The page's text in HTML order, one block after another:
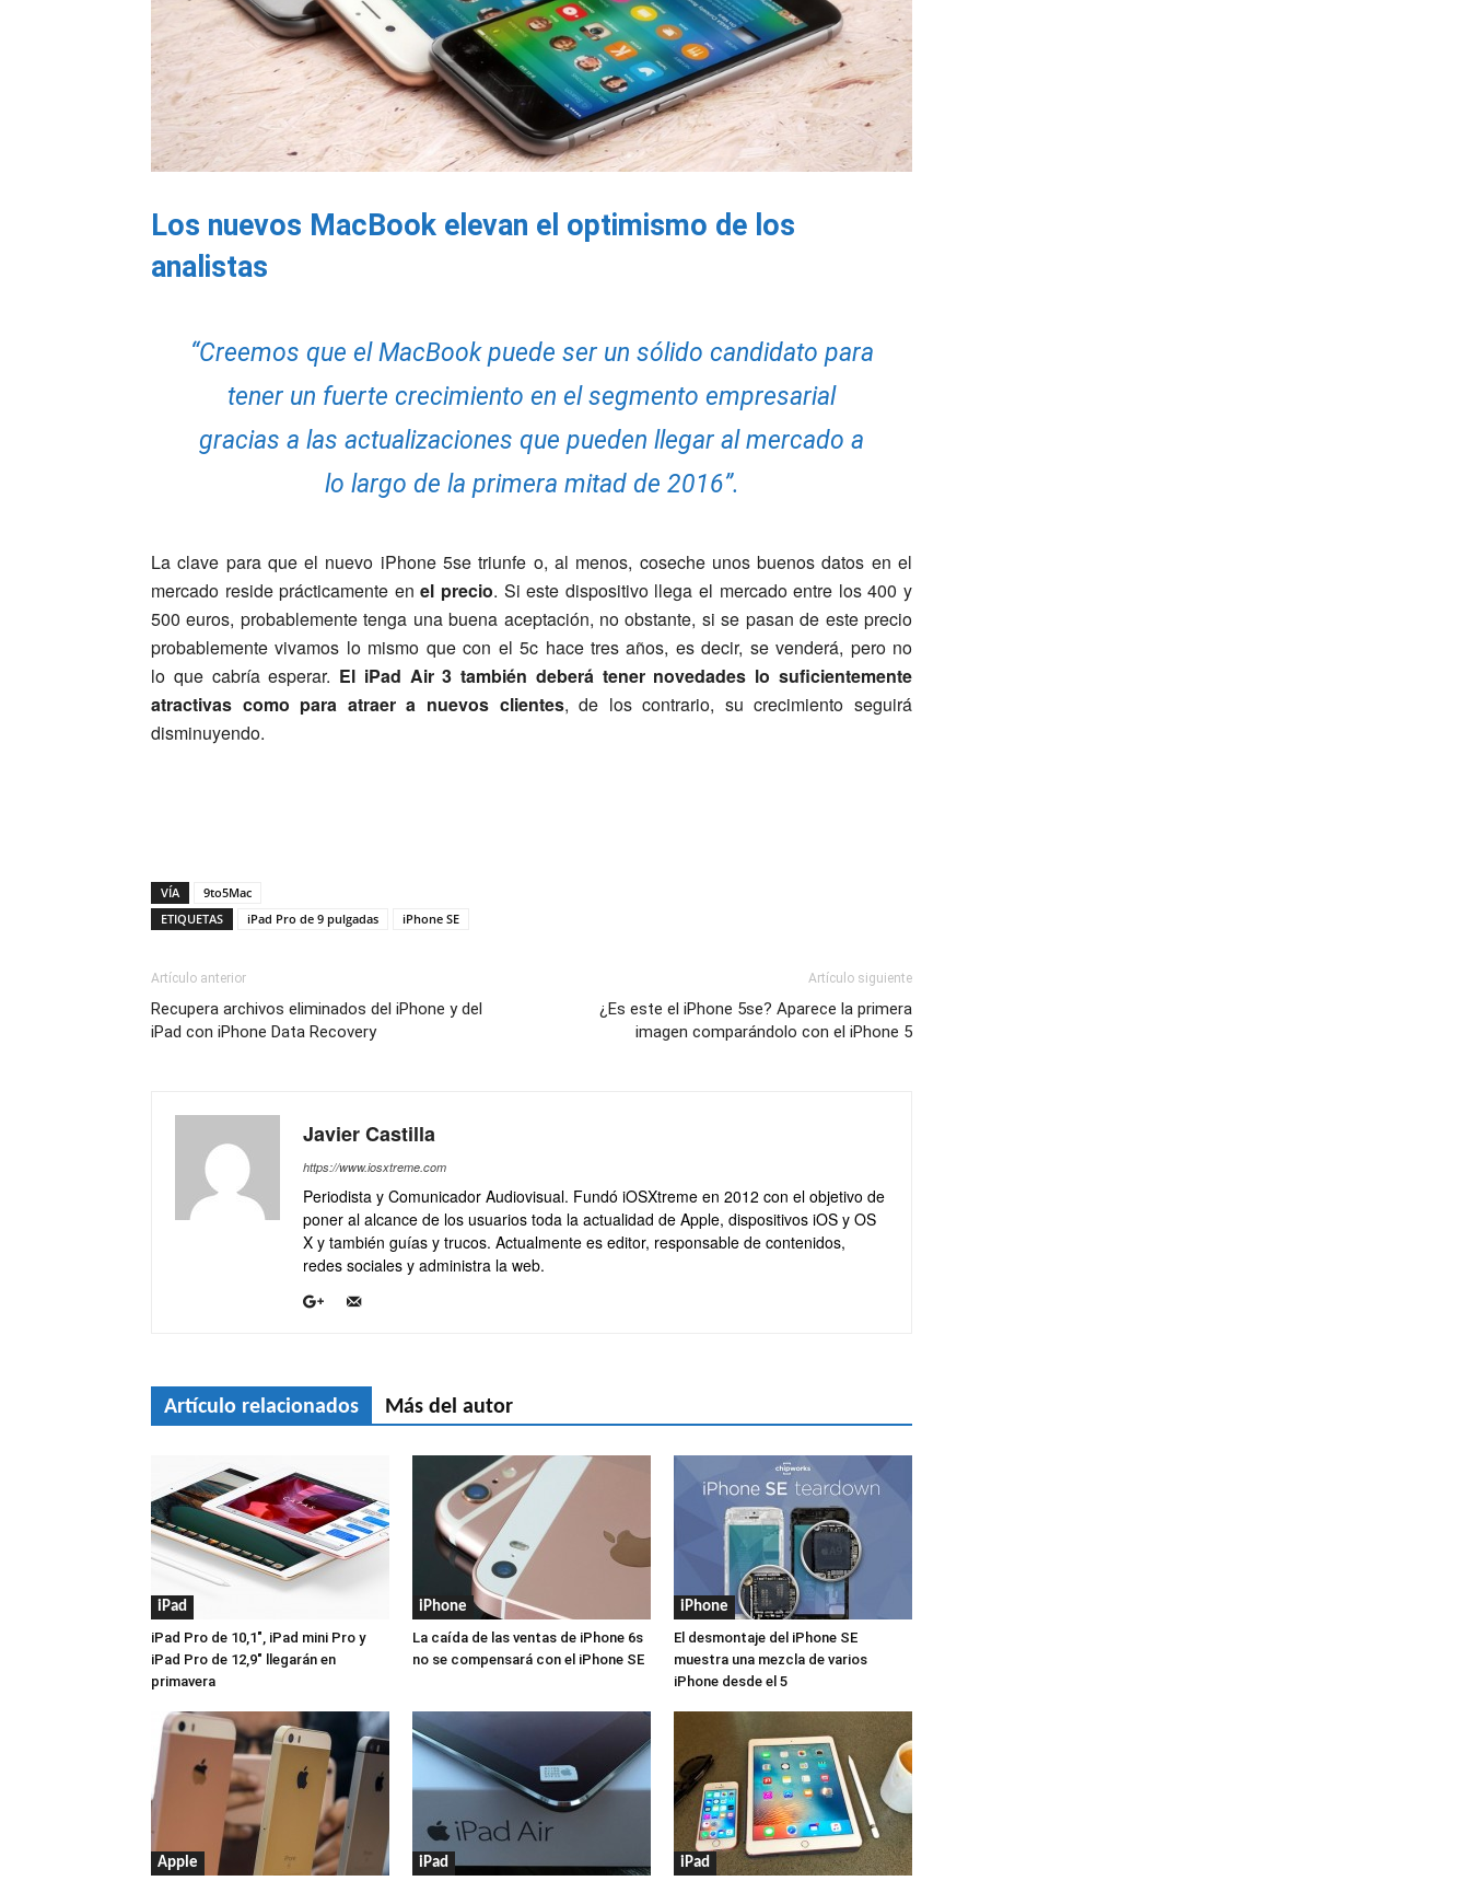
Los nuevos MacBook elevan el optimismo de los
analistas
“Creemos que el MacBook puede ser un sólido candidato para
tener un fuerte crecimiento en el segmento empresarial
gracias a las actualizaciones que pueden llegar al mercado a
lo largo de la primera mitad de 2016”.
La clave para que el nuevo iPhone 5se triunfe o, al menos, coseche unos buenos datos en el
mercado reside prácticamente enel precio. Si este dispositivo llega el mercado entre los 400 y
500 euros, probablemente tenga una buena aceptación, no obstante, si se pasan de este precio
probablemente vivamos lo mismo que con el 5c hace tres años, es decir, se venderá, pero no
lo que cabría esperar. El iPad Air 3 también deberá tener novedades lo suficientemente
atractivas como para atraer a nuevos clientes, de los contrario, su crecimiento seguirá
disminuyendo.
VÍA
9to5Mac
ETIQUETAS
iPad Pro de 9 pulgadas iPhone SE
Artículo anterior
Recupera archivos eliminados del iPhone y del
iPad con iPhone Data Recovery
Artículo siguiente
¿Es este el iPhone 5se? Aparece la primera
imagen comparándolo con el iPhone 5
Javier Castilla
https://www.iosxtreme.com
Periodista y Comunicador Audiovisual. Fundó iOSXtreme en 2012 con el objetivo de
poner al alcance de los usuarios toda la actualidad de Apple, dispositivos iOS y OS
X y también guías y trucos. Actualmente es editor, responsable de contenidos,
redes sociales y administra la web.
Artículo relacionados Más del autor
iPad
iPad Pro de 10,1″, iPad mini Pro y
iPad Pro de 12,9″ llegarán en
primavera
iPhone
La caída de las ventas de iPhone 6s
no se compensará con el iPhone SE
iPhone
El desmontaje del iPhone SE
muestra una mezcla de varios
iPhone desde el 5
Apple iPad iPad